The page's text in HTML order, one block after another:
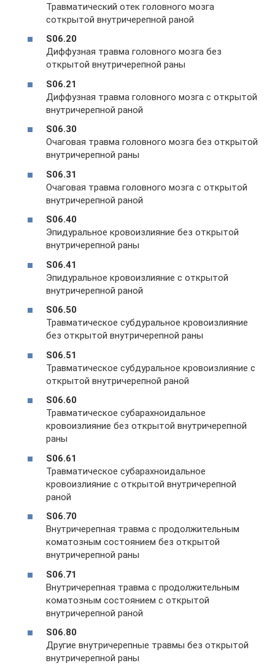
Травматический отек головного мозга
соткрытой внутричерепной раной
S06.20
Диффузная травма головного мозга без
открытой внутричерепной раны
S06.21
Диффузная травма головного мозга с открытой
внутричерепной раной
S06.30
Очаговая травма головного мозга без открытой
внутричерепной раны
S06.31
Очаговая травма головного мозга с открытой
внутричерепной раной
S06.40
Эпидуральное кровоизлияние без открытой
внутричерепной раны
S06.41
Эпидуральное кровоизлияние с открытой
внутричерепной раной
S06.50
Травматическое субдуральное кровоизлияние
без открытой внутричерепной раны
S06.51
Травматическое субдуральное кровоизлияние с
открытой внутричерепной раной
S06.60
Травматическое субарахноидальное
кровоизлияние без открытой внутричерепной
раны
S06.61
Травматическое субарахноидальное
кровоизлияние с открытой внутричерепной
раной
S06.70
Внутричерепная травма с продолжительным
коматозным состоянием без открытой
внутричерепной раны
S06.71
Внутричерепная травма с продолжительным
коматозным состоянием с открытой
внутричерепной раной
S06.80
Другие внутричерепные травмы без открытой
внутричерепной раны